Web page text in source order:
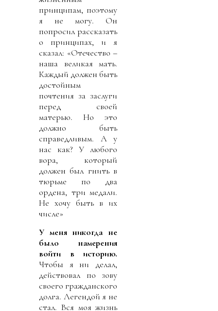
принципам, поэтому
я не могу. Он
попросил рассказать
о принципах, и я
сказал: «Отечество –
наша великая мать.
Каждый должен быть
достойным
почтения за заслуги
перед своей
матерью. Но это
должно быть
справедливым. А у
нас как? У любого
вора, который
должен был гнить в
тюрьме по два
ордена, три медали.
Не хочу быть в их
числе»
У меня никогда не
было намерения
войти в историю.
Чтобы я ни делал,
действовал по зову
своего гражданского
долга. Легендой я не
стал. Вся моя жизнь